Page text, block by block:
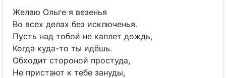
Желаю Ольге я везенья
Во всех делах без исключенья.
Пусть над тобой не каплет дождь,
Когда куда-то ты идёшь.
Обходит стороной простуда,
Не пристают к тебе зануды,